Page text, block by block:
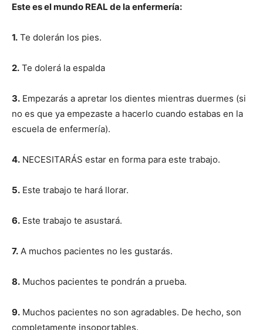
Este es el mundo REAL de la enfermería:
1. Te dolerán los pies.
2. Te dolerá la espalda
3. Empezarás a apretar los dientes mientras duermes (si
no es que ya empezaste a hacerlo cuando estabas en la
escuela de enfermería).
4. NECESITARÁS estar en forma para este trabajo.
5. Este trabajo te hará llorar.
6. Este trabajo te asustará.
7. A muchos pacientes no les gustarás.
8. Muchos pacientes te pondrán a prueba.
9. Muchos pacientes no son agradables. De hecho, son
completamente insoportables.